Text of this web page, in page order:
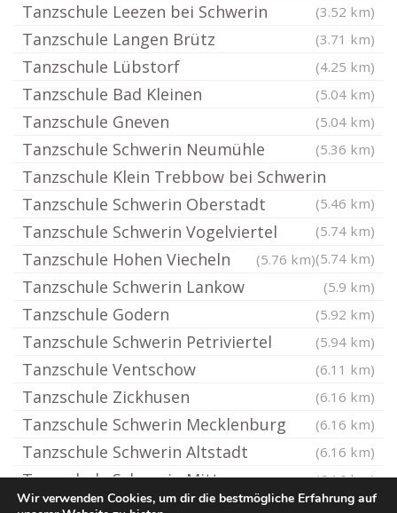
Tanzschule Leezen bei Schwerin (3.52 km)
Tanzschule Langen Brütz (3.71 km)
Tanzschule Lübstorf (4.25 km)
Tanzschule Bad Kleinen (5.04 km)
Tanzschule Gneven (5.04 km)
Tanzschule Schwerin Neumühle (5.36 km)
Tanzschule Klein Trebbow bei Schwerin
(5.46 km)
Tanzschule Schwerin Oberstadt
(5.74 km)
Tanzschule Schwerin Vogelviertel
(5.74 km)
Tanzschule Hohen Viecheln (5.76 km)
Tanzschule Schwerin Lankow (5.9 km)
Tanzschule Godern (5.92 km)
Tanzschule Schwerin Petriviertel (5.94 km)
Tanzschule Ventschow (6.11 km)
Tanzschule Zickhusen (6.16 km)
Tanzschule Schwerin Mecklenburg (6.16 km)
Tanzschule Schwerin Altstadt (6.16 km)
Tanzschule Schwerin Mitte (6.16 km)
Wir verwenden Cookies, um dir die bestmögliche Erfahrung auf